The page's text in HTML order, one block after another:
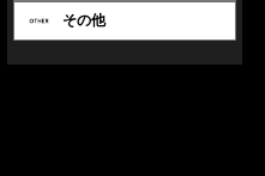
その他